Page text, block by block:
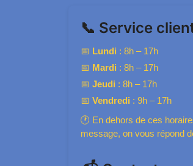
📞 Service
📅 Lundi : 8h – 17h
📅 Mardi : 8h – 17h
📅 Jeudi : 8h – 17h
📅 Vendredi : 9h – 17h
🕐 En dehors de ces
message, on vous répond